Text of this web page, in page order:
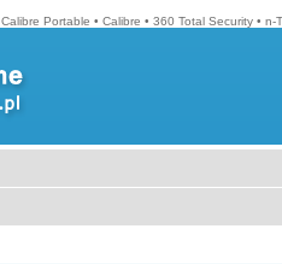
Calibre Portable • Calibre • 360 Total Security • n-